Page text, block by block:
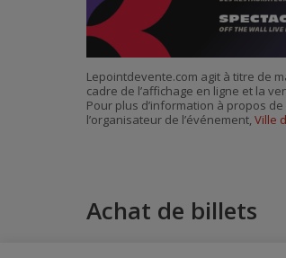
Lepointdevente.com agit à titre de
cadre de l’affichage en ligne et la
Pour plus d’information à propos
l’organisateur de l’événement, Ville
Achat de billets